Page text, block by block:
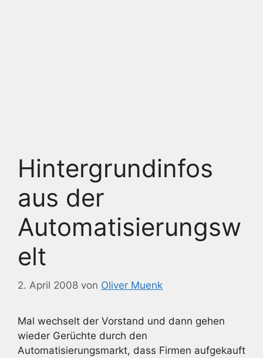
Hintergrundinfos
aus der
Automatisierungsw
elt
2. April 2008 von Oliver Muenk
Mal wechselt der Vorstand und dann gehen
wieder Gerüchte durch den
Automatisierungsmarkt, dass Firmen aufgekauft